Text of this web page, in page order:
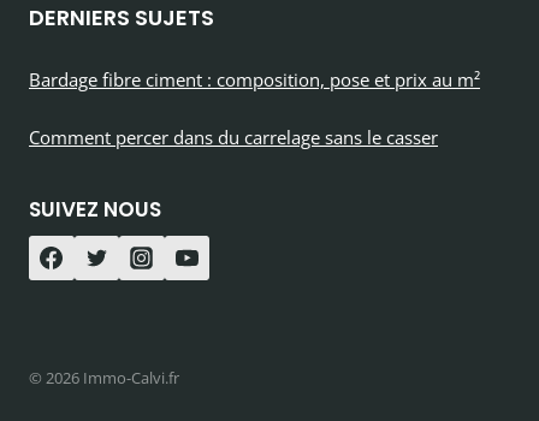
DERNIERS SUJETS
Bardage fibre ciment : composition, pose et prix au m²
Comment percer dans du carrelage sans le casser
SUIVEZ NOUS
© 2026 Immo-Calvi.fr